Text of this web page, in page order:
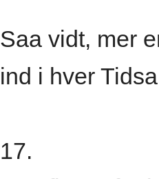
Saa vidt, mer
ind i hver
17.